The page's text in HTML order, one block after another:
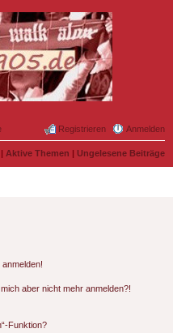
Anmelden
Registrieren
| Aktive Themen | Ungelesene Beiträge
aber nicht mehr anmelden?!
Funktion?